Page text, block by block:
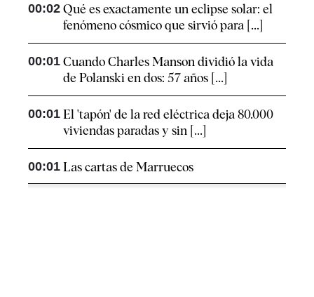
00:02 Qué es exactamente un eclipse solar: el
fenómeno cósmico que sirvió para [...]
00:01 Cuando Charles Manson dividió la vida
de Polanski en dos: 57 años [...]
00:01 El 'tapón' de la red eléctrica deja 80.000
viviendas paradas y sin [...]
00:01 Las cartas de Marruecos